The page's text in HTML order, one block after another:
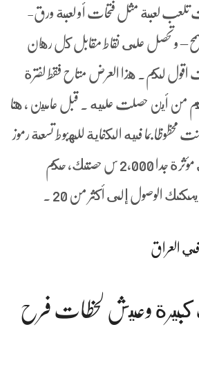
لعبة مثل فتحات أو لعبة ورق-
– وتحصل على نقاط مقابل كل رهان
لكم. هذا العرض متاح فقط لفترة
من أين حصلت عليه . قبل عامين ، هنا
محظوظا بما فيه الكفاية للهبوط تسعة رموز
مبعثر, ثم سوف تتلقى مؤثرة جدا 2,000 س حصتك، حكم
الوصول إلى أكثر من 20 .
العراق
وعيش لحظات فرح